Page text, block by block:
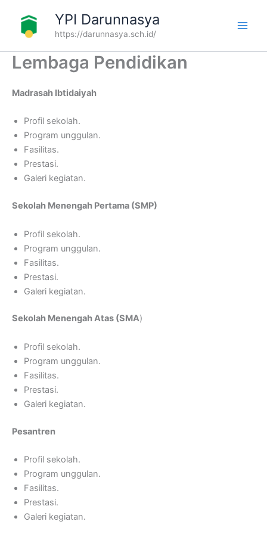
content
YPI Darunnasya
https://darunnasya.sch.id/
Lembaga Pendidikan
Madrasah Ibtidaiyah
Profil sekolah.
Program unggulan.
Fasilitas.
Prestasi.
Galeri kegiatan.
Sekolah Menengah Pertama (SMP)
Profil sekolah.
Program unggulan.
Fasilitas.
Prestasi.
Galeri kegiatan.
Sekolah Menengah Atas (SMA)
Profil sekolah.
Program unggulan.
Fasilitas.
Prestasi.
Galeri kegiatan.
Pesantren
Profil sekolah.
Program unggulan.
Fasilitas.
Prestasi.
Galeri kegiatan.